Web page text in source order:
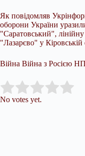
Як повідомляв
оборони України
"Саратовський",
"Лазарєво" у Кіровській
Війна Війна з Росією
Rate this item:
No votes yet.